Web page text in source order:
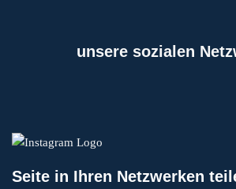
unsere sozialen
Seite in Ihren Netzwerken